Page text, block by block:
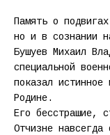
Память о
но и в сознании
Бушуев Михаил
специальной
показал истинное
Родине.
Его бесстрашие,
Отчизне навсегда